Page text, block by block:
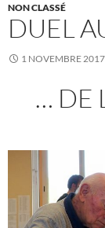
NON CLASSÉ
DUEL
1 NOVEMBRE 2017
… DE